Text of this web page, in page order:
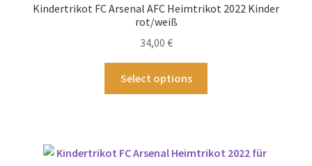
können
Produktseite
Kindertrikot FC Arsenal AFC Heimtrikot 2022 Kinder
rot/weiß
34,00 €
Select options
auf.